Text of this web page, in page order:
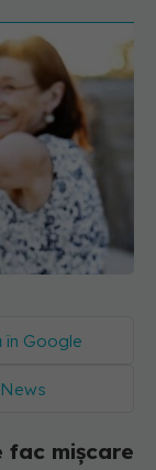
în Google
fac mișcare